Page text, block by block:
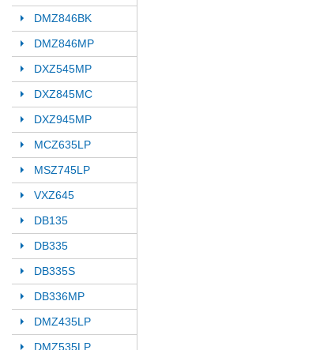
DMZ846BK
DMZ846MP
DXZ545MP
DXZ845MC
DXZ945MP
MCZ635LP
MSZ745LP
VXZ645
DB135
DB335
DB335S
DB336MP
DMZ435LP
DMZ535LP